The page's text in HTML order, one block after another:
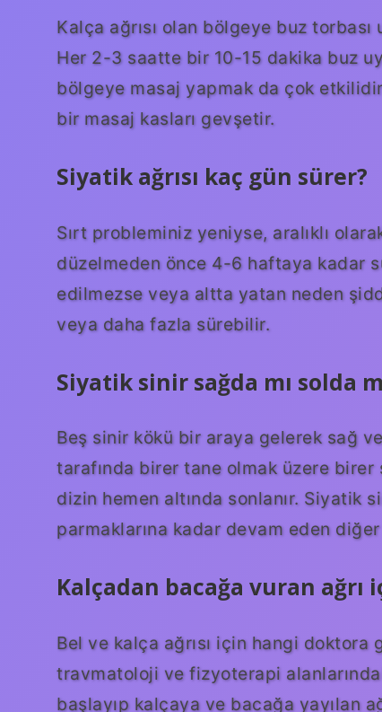
Kalça ağrısı olan bölgeye buz
Her 2-3 saatte bir 10-15 dakika buz
bölgeye masaj yapmak da çok
bir masaj kasları gevşetir.
Siyatik ağrısı kaç gün sürer?
Sırt probleminiz yeniyse, aralıklı
düzelmeden önce 4-6 haftaya kadar
edilmezse veya altta yatan neden
veya daha fazla sürebilir.
Siyatik sinir sağda mı solda
Beş sinir kökü bir araya gelerek sağ
tarafında birer tane olmak üzere
dizin hemen altında sonlanır. Siyatik
parmaklarına kadar devam eden diğer
Kalçadan bacağa vuran
Bel ve kalça ağrısı için hangi doktora
travmatoloji ve fizyoterapi
başlayıp kalçaya ve bacağa yayılan